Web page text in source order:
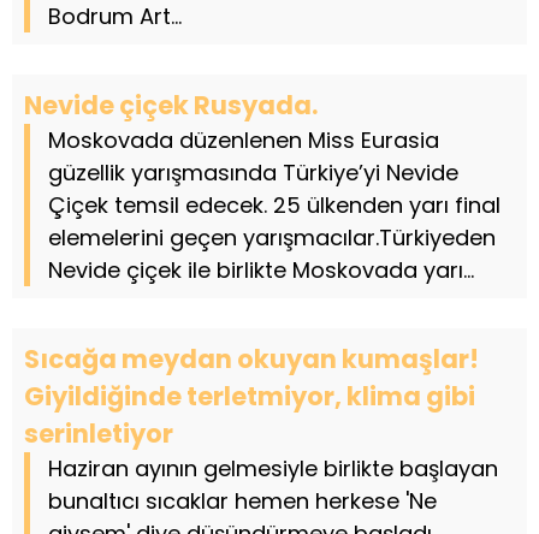
Bodrum Art...
Nevide çiçek Rusyada.
Moskovada düzenlenen Miss Eurasia
güzellik yarışmasında Türkiye’yi Nevide
Çiçek temsil edecek. 25 ülkenden yarı final
elemelerini geçen yarışmacılar.Türkiyeden
Nevide çiçek ile birlikte Moskovada yarı...
Sıcağa meydan okuyan kumaşlar!
Giyildiğinde terletmiyor, klima gibi
serinletiyor
Haziran ayının gelmesiyle birlikte başlayan
bunaltıcı sıcaklar hemen herkese 'Ne